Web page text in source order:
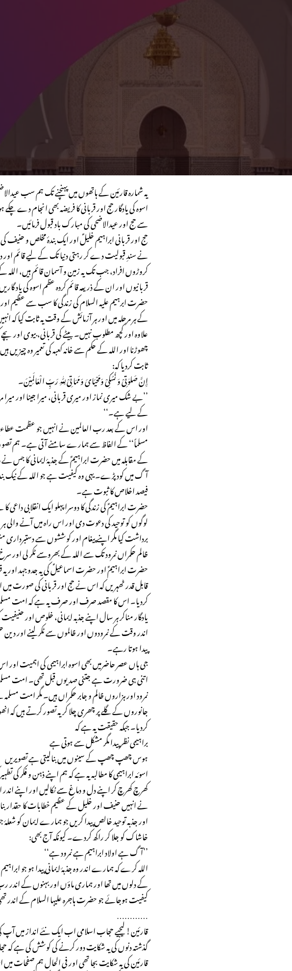
یہ شمارہ قارئین کے ہاتھوں میں پہنچنے تک ہم سب
اسوہ کی یادگار حج اور قربانی کا فریضہ بھی انجام دے
سے حج اور عیدالاضحی کی مبارک باد قبول فرمائیں۔
حج اور قربانی ابراہیم خلیلؑ اور ایک بندۂ مخلص و حنیف کی
نے سندِ قبولیت دے کر رہتی دنیا تک کے لیے قائم
کروڑوں افراد، جب تک یہ زمین و آسمان قائم ہیں،
قربانیوں اور ان کے ذریعہ قائم کردہ عظم اسوہ کی یاد
حضرت ابرہیم علیہ السلام کی زندگی کا سب سے عظیم اور
کے ہر مرحلہ میں اور ہر آزمائش کے وقت یہ ثابت کیا کہ
علاوہ اور کچھ مطلوب نہیں۔ بیٹے کی قربانی، بیوی اور
چھوڑنا اور اللہ کے حکم سے خانہ کعبہ کی تعمیر وہ
ثابت کردیا کہ:
إِنَّ صَلوٰتِیْ وَ نُسُکِیْ وَمَحْیَایَ وَمَمَاتِیْ لِلّٰہِ رَبِّ الْعَالَمِیْنَ۔
’’بے شک میری نماز اور میری قربانی، میرا جینا اور
کے لیے ہے۔‘‘
اور اس کے بعد رب العالمین نے انہیں جو عظمت عطاء
مسلماً‘‘ کے الفاظ سے ہمارے سامنے آتی ہے۔ ہم
کے مقابلہ میں حضرت ابراہیمؑ کے جذبۂ ایمانی کا جس نے ذرہ
آگ میں کود پڑے۔ یہی وہ کیفیت ہے جو اللہ کے
فیصد اخلاص کا ثبوت ہے۔
حضرت ابراہیمؑ کی زندگی کا دوسرا پہلو ایک انقلابی
لوگوں کو توحید کی دعوت دی اور اس راہ میں آنے والی
برداشت کیا مگر اپنے پیغام اور کوششوں سے
ظالم حکمراں نمرود تک سے اللہ کے بھروسے ٹکر لی اور
حضرت ابراہیمؑ اور حضرت اسماعیلؑ کی یہ جدوجہد اور
قابل قدر ٹھہریں کہ اس نے حج اور قربانی کی صورت میں
کردیا۔ اس کا مقصد صرف اور صرف یہ ہے کہ امت
یادگار مناکر ہر سال اپنے جذبہ ایمانی، خلوص اور
اندر وقت کے نمرودوں اور ظالموں سے ٹکر لینے اور دین
پیدا ہوتا رہے۔
جی ہاں عصر حاضرمیں بھی اسوہ ابراہیمی کی اہمیت
اتنی ہی ضرورت ہے جتنی صدیوں قبل تھی۔ امت
نمرود اور ہزاروں ظالم و جابر حکمراں ہیں۔ مگر امت
جانوروں کے گلے پر چھری چلا کر یہ تصور کرتے ہیں کہ
کردیا۔ جبکہ حقیقت یہ ہے کہ
براہیمی نظر پیدا مگر مشکل سے ہوتی ہے
ہوس چھپ چھپ کے سینوں میں بنالیتی ہے تصویریں
اسوئہ ابراہیمی کا مطالبہ یہ ہے کہ ہم اپنے ذہن و فکر
کھرچ کھرچ کر اپنے دل و دماغ سے نکالیں اور اپنے
نے انہیں حنیف اور خلیل کے عظیم خطابات کا حقدار
اور جذبہ توحید خالص پیدا کریں جو ہمارے ایمان کو
خاشاک کو جلا کر راکھ کردے۔ کیونکہ آج بھی:
’’آگ ہے اولاد ابراہیم ہے نمرود ہے‘‘
اللہ کرے کہ ہمارے اندر وہ جذبۂ ایمانی پیدا ہو جو
کے دلوں میں تھا اور ہماری ماؤں اور بہنوں کے
کیفیت ہوجائے جو حضرت ہاجرہ علیہا السلام کے اندر
…………
قارئین! لیجیے حجاب اسلامی اب ایک نئے انداز
گذشتہ دنوں کی یہ شکایت دور کرنے کی کوشش کی ہے
قارئین کی یہ شکایت بجا تھی اور فی الحال ہم صفحات